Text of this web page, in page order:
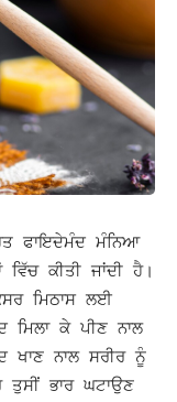
ਫਾਇਦੇਮੰਦ ਮੰਨਿਆ
ਕੀਤੀ ਜਾਂਦੀ ਹੈ।
ਮਿਠਾਸ ਲਈ
ਮਿਲਾ ਕੇ ਪੀਣ ਨਾਲ
ਖਾਣ ਨਾਲ ਸਰੀਰ ਨੂੰ
ਭਾਰ ਘਟਾਉਣ